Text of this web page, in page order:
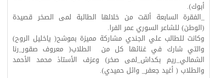
أبوك).
_الفقرة السابعة ألقت من خلالها الطالبة لمى الصخر قصيدة
(الوطن) للشاعر السوري عمر الفرا.
وكانت للطالب علي الجندي مشاركة مميزة بموشح( ياخليل الروح)
والتي شارك في غنائها كل من الطلاب( معروف صقور_رنا
الشمالي_ريم بكداش_لمى صخر) وعزف الأستاذ محمد الأحمد
والطلاب ( أغيد جعفر_ وائل حميدي).